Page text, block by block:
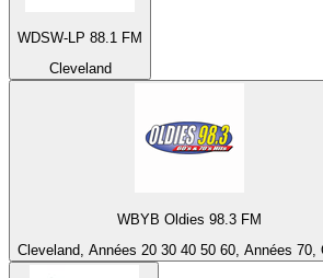
WDSW-LP 88.1 FM
Cleveland
WBYB Oldies 98.3 FM
Cleveland, Années 20 30 40 50 60, Années 70,